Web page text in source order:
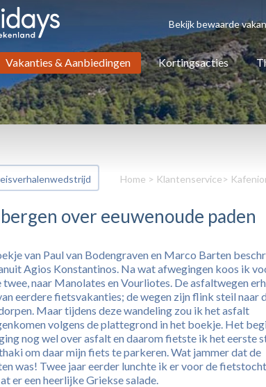
Bekijk bewaarde
Vakanties & Aanbiedingen Kortingsacties
Home > Klantenservice>
over eeuwenoude paden
van Paul van Bodengraven en Marco Barten
Agios Konstantinos. Na wat afwegingen koos ik
twee, naar Manolates en Vourliotes. De asfaltwegen
eerdere fietsvakanties; de wegen zijn flink steil naar
Maar tijdens deze wandeling zou ik het asfalt
volgens de plattegrond in het boekje. Het
nog wel over asfalt en daarom fietste ik het eerste
om daar mijn fiets te parkeren. Wat jammer dat de
was! Twee jaar eerder lunchte ik er voor de
er een heerlijke Griekse salade.